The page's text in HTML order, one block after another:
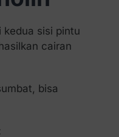
kedua sisi pintu
cairan
bisa